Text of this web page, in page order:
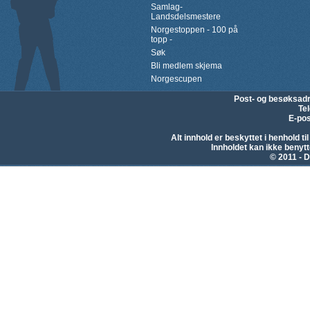
Samlag-
Landsdelsmestere
Norgestoppen - 100 på
topp -
Søk
Bli medlem skjema
Norgescupen
Post- og
E-
Alt innhold er beskyttet i henhold
Innholdet kan ikke
© 2011 -